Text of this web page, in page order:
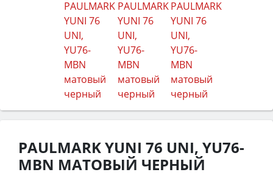
PAULMARK YUNI 76 UNI, YU76-
MBN МАТОВЫЙ ЧЕРНЫЙ